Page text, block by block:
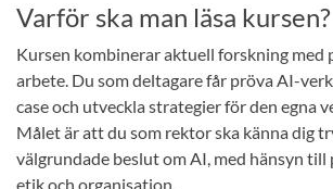
Varför ska man läsa kursen?
Kursen kombinerar aktuell forskning med
arbete. Du som deltagare får pröva AI-
case och utveckla strategier för den egna
Målet är att du som rektor ska känna dig
välgrundade beslut om AI, med hänsyn till
etik och organisation.